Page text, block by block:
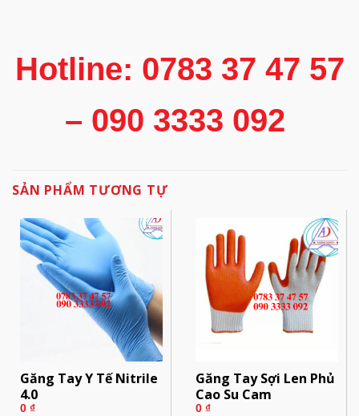
Hotline: 0783 37 47 57
– 090 3333 092
SẢN PHẨM TƯƠNG TỰ
Găng Tay Y Tế Nitrile
4.0
0 ₫
Găng Tay Sợi Len Phủ
Cao Su Cam
0 ₫